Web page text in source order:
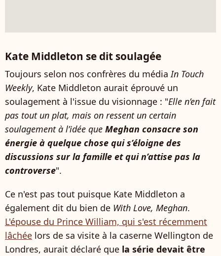
Kate Middleton se dit soulagée
Toujours selon nos confrères du média In Touch
Weekly, Kate Middleton aurait éprouvé un
soulagement à l'issue du visionnage : "Elle n’en fait
pas tout un plat, mais on ressent un certain
soulagement à l’idée que Meghan consacre son
énergie à quelque chose qui s’éloigne des
discussions sur la famille et qui n’attise pas la
controverse".
Ce n'est pas tout puisque Kate Middleton a
également dit du bien de With Love, Meghan.
L'épouse du Prince William, qui s'est récemment
lâchée lors de sa visite à la caserne Wellington de
Londres, aurait déclaré que la série devait être